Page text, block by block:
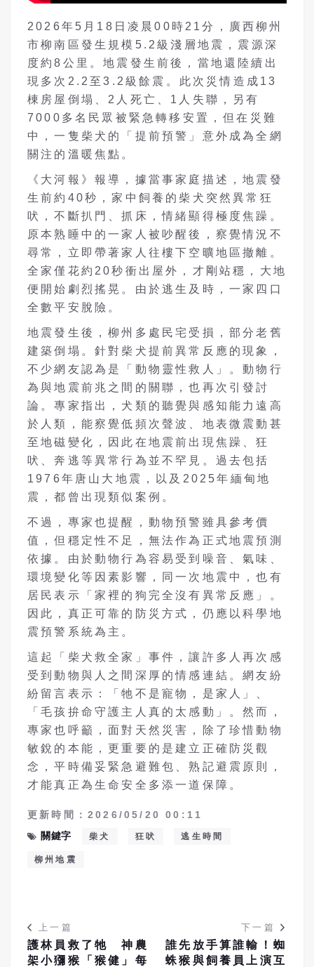
2026年5月18日凌晨00時21分，廣西柳州
市柳南區發生規模5.2級淺層地震，震源深
度約8公里。地震發生前後，當地還陸續出
現多次2.2至3.2級餘震。此次災情造成13
棟房屋倒塌、2人死亡、1人失聯，另有
7000多名民眾被緊急轉移安置，但在災難
中，一隻柴犬的「提前預警」意外成為全網
關注的溫暖焦點。
《大河報》報導，據當事家庭描述，地震發
生前約40秒，家中飼養的柴犬突然異常狂
吠，不斷扒門、抓床，情緒顯得極度焦躁。
原本熟睡中的一家人被吵醒後，察覺情況不
尋常，立即帶著家人往樓下空曠地區撤離。
全家僅花約20秒衝出屋外，才剛站穩，大地
便開始劇烈搖晃。由於逃生及時，一家四口
全數平安脫險。
地震發生後，柳州多處民宅受損，部分老舊
建築倒塌。針對柴犬提前異常反應的現象，
不少網友認為是「動物靈性救人」。動物行
為與地震前兆之間的關聯，也再次引發討
論。專家指出，犬類的聽覺與感知能力遠高
於人類，能察覺低頻次聲波、地表微震動甚
至地磁變化，因此在地震前出現焦躁、狂
吠、奔逃等異常行為並不罕見。過去包括
1976年唐山大地震，以及2025年緬甸地
震，都曾出現類似案例。
不過，專家也提醒，動物預警雖具參考價
值，但穩定性不足，無法作為正式地震預測
依據。由於動物行為容易受到噪音、氣味、
環境變化等因素影響，同一次地震中，也有
居民表示「家裡的狗完全沒有異常反應」。
因此，真正可靠的防災方式，仍應以科學地
震預警系統為主。
這起「柴犬救全家」事件，讓許多人再次感
受到動物與人之間深厚的情感連結。網友紛
紛留言表示：「牠不是寵物，是家人」、
「毛孩拚命守護主人真的太感動」。然而，
專家也呼籲，面對天然災害，除了珍惜動物
敏銳的本能，更重要的是建立正確防災觀
念，平時備妥緊急避難包、熟記避震原則，
才能真正為生命安全多添一道保障。
更新時間：2026/05/20 00:11
關鍵字
柴犬 狂吠 逃生時間
柳州地震
上一篇
護林員救了牠 神農
架小獼猴「猴健」每
下一篇
誰先放手算誰輸！蜘
蛛猴與飼養員上演互